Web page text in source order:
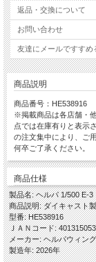
返品・交換について
お問い合わせ
友達にメールですすめ
商品説明
商品番号：HE538916
※掲載商品は各店舗・
点では在庫有りと表示
の注文集中により、ご
何卒ご了承ください。
商品仕様
製品名: ヘルパ 1/500 E-
商品説明: ダイキャスト製
型番: HE538916
ＪＡＮコード:
メーカー: ヘルパウィン
製造年: 2026年